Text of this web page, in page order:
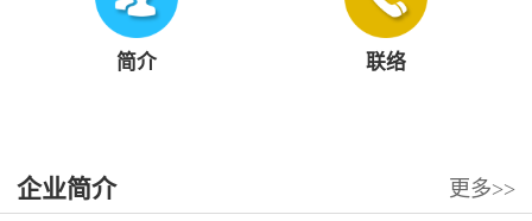
简介 联络
企业简介 更多>>